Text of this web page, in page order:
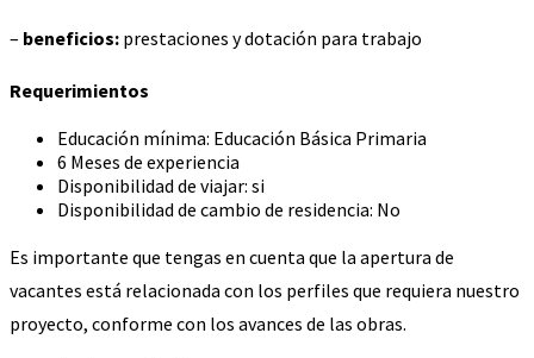
– beneficios: prestaciones y dotación para trabajo
Requerimientos
Educación mínima: Educación Básica Primaria
6 Meses de experiencia
Disponibilidad de viajar: si
Disponibilidad de cambio de residencia: No
Es importante que tengas en cuenta que la apertura de
vacantes está relacionada con los perfiles que requiera nuestro
proyecto, conforme con los avances de las obras.